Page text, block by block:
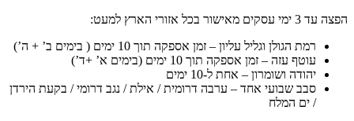
הפצה עד 3 ימי עסקים מאישור בכל אזורי הארץ למעט:
רמת הגולן וגליל עליון – זמן אספקה תוך 10 ימים ( בימים ב’ + ה’)
עוטף עזה – זמן אספקה תוך 10 ימים (בימים א’ +ד’)
יהודה ושומרון – אחת ל-10 ימים
סבב שבועי אחד – ערבה דרומית / אילת / נגב דרומי / בקעת הירדן
/ ים המלח